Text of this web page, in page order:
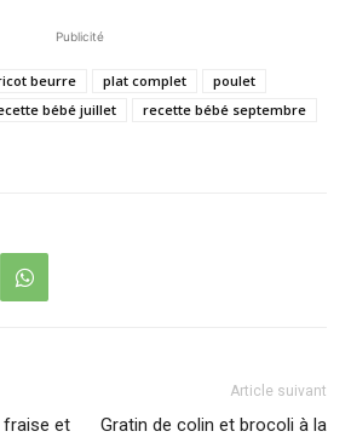
Publicité
beurre plat complet
poulet
bébé juillet
recette bébé septembre
fraise et
Article suivant
Gratin de colin et brocoli à la